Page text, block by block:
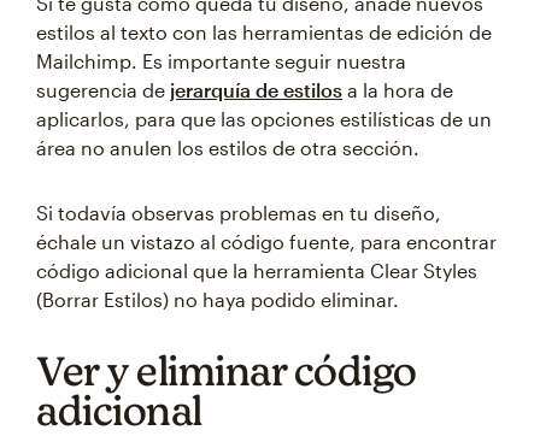
estilos al texto con las herramientas de edición de
Mailchimp. Es importante seguir nuestra
sugerencia de jerarquía de estilos a la hora de
aplicarlos, para que las opciones estilísticas de un
área no anulen los estilos de otra sección.
Si todavía observas problemas en tu diseño,
échale un vistazo al código fuente, para encontrar
código adicional que la herramienta Clear Styles
(Borrar Estilos) no haya podido eliminar.
Ver y eliminar código
adicional